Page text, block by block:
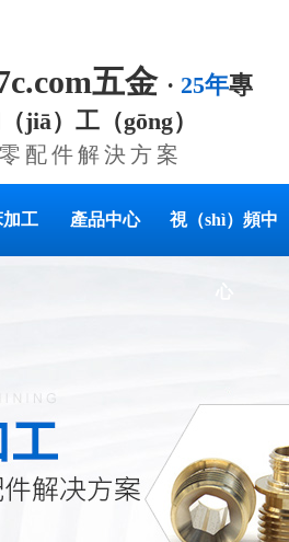
五金 · 25年專
jiā）工（gōng）
配件解決方案
工 產品中心 視（shì）頻中